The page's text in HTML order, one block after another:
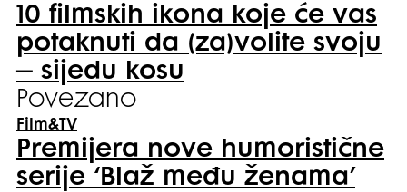
10 filmskih ikona koje će vas
potaknuti da (za)volite svoju
– sijedu kosu
Povezano
Film&TV
Premijera nove humoristične
serije ‘Blaž među ženama’